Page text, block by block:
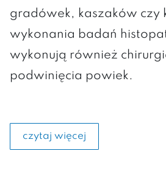
gradówek, kaszaków czy
wykonania badań
wykonują również
podwinięcia powiek.
czytaj więcej